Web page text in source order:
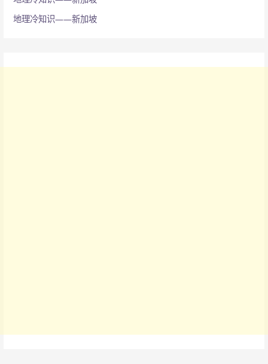
地理冷知识——新加坡